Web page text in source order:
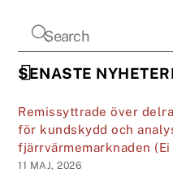
SENASTE
Remissyttrade över
för kundskydd och
fjärrvärmemarknaden (Ei
11 MAJ, 2026